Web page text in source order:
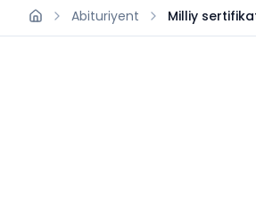
Abituriyent Milliy